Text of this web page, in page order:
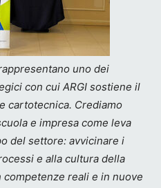
uno dei
con cui ARGI sostiene il
cartotecnica. Crediamo
e impresa come leva
del settore: avvicinare i
e alla cultura della
reali e in nuove